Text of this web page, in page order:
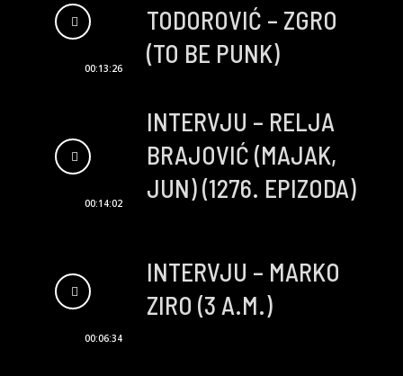
00:13:26
TODOROVIĆ – ZGRO
(TO BE PUNK)
00:14:02
INTERVJU – RELJA
BRAJOVIĆ (MAJAK,
JUN) (1276. EPIZODA)
00:06:34
INTERVJU – MARKO
ZIRO (3 A.M.)